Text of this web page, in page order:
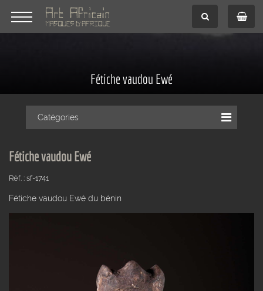
Fétiche vaudou Ewé
Catégories
Fétiche vaudou Ewé
Réf. : sf-1741
Fétiche vaudou Ewé du bénin